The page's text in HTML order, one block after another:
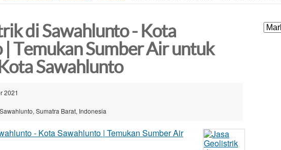
di Sawahlunto - Kota
| Temukan Sumber Air untuk
Sawahlunto
2021
Sumatra Barat, Indonesia